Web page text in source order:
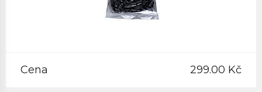
Cena 299.00 Kč